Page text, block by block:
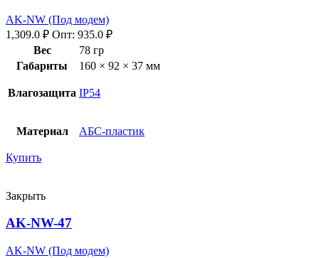
AK-NW (Под модем)
1,309.0 ₽ Опт: 935.0 ₽
Вес
78 гр
Габариты
160 × 92 × 37 мм
Влагозащита IP54
Материал АБС-пластик
Купить
Закрыть
AK-NW-47
AK-NW (Под модем)